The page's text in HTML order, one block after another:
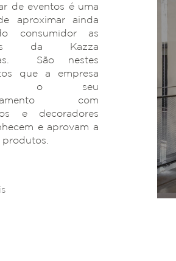
de eventos é uma
aproximar ainda
consumidor as
da Kazza
São nestes
que a empresa
o seu
com
e decoradores
e aprovam a
produtos.